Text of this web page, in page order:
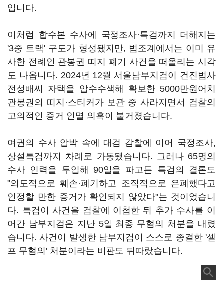
입니다.
이처럼 합수본 수사에 국정조사·특검까지 더해지는
'3중 트랙' 구도가 형성됐지만, 법조계에서는 이미 유
사한 전례인 관봉권 띠지 폐기 사건을 떠올리는 시각
도 나옵니다. 2024년 12월 서울남부지검이 건진법사
전성배씨 자택을 압수수색해 확보한 5000만원어치
관봉권의 띠지·스티커가 보관 중 사라지면서 검찰의
고의적인 증거 인멸 의혹이 불거졌습니다.
여권의 수사 압박 속에 대검 감찰에 이어 국정조사,
상설특검까지 차례로 가동됐습니다. 그러나 65명의
수사 인력을 투입해 90일을 파고든 특검의 결론도
"의도적으로 훼손·폐기하고 조직적으로 은폐했다고
인정할 만한 증거가 확인되지 않았다"는 것이었습니
다. 특검이 사건을 검찰에 이첩한 뒤 추가 수사를 이
어간 남부지검은 지난 5일 최종 무혐의 처분을 내렸
습니다. 사건이 발생한 남부지검이 스스로 종결한 '셀
프 무혐의' 처분이라는 비판도 뒤따랐습니다.